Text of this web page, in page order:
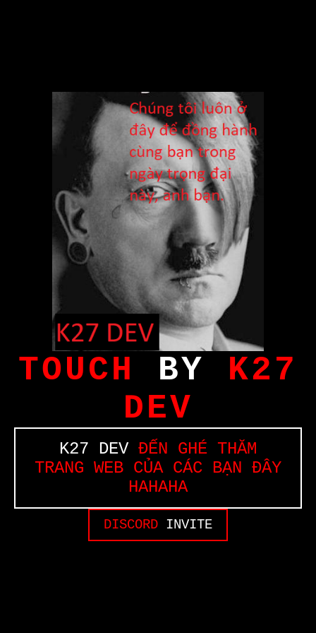
TOUCH BY K27
DEV
K27 DEVĐẾN GHÉ THĂM
TRANG WEB CỦA CÁC BẠN ĐÂY
HAHAHA
DISCORD INVITE